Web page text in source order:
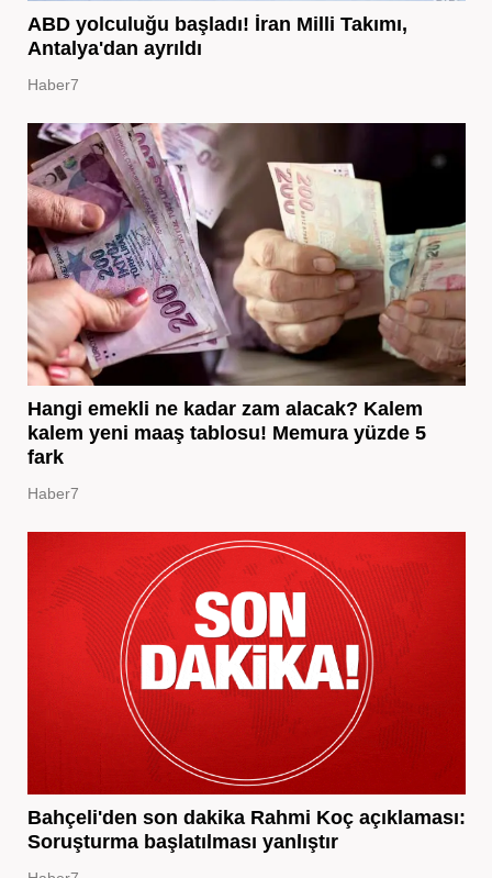
ABD yolculuğu başladı! İran Milli Takımı,
Antalya'dan ayrıldı
Haber7
Hangi emekli ne kadar zam alacak? Kalem
kalem yeni maaş tablosu! Memura yüzde 5
fark
Haber7
Bahçeli'den son dakika Rahmi Koç açıklaması:
Soruşturma başlatılması yanlıştır